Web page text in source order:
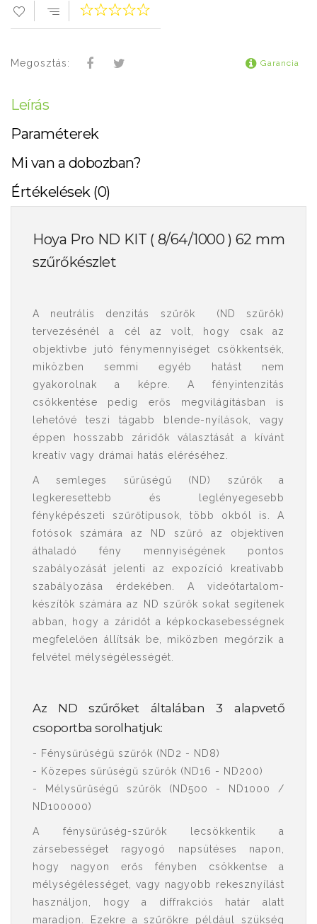
Megosztás: Garancia
Leírás
Paraméterek
Mi van a dobozban?
Értékelések (0)
Hoya Pro ND KIT ( 8/64/1000 ) 62 mm
szűrőkészlet
A neutrális denzitás szűrők (ND szűrők)
tervezésénél a cél az volt, hogy csak az
objektívbe jutó fénymennyiséget csökkentsék,
miközben semmi egyéb hatást nem
gyakorolnak a képre. A fényintenzitás
csökkentése pedig erős megvilágításban is
lehetővé teszi tágabb blende-nyílások, vagy
éppen hosszabb záridők választását a kívánt
kreatív vagy drámai hatás eléréséhez.
A semleges sűrűségű (ND) szűrők a
legkeresettebb és leglényegesebb
fényképészeti szűrőtípusok, több okból is. A
fotósok számára az ND szűrő az objektíven
áthaladó fény mennyiségének pontos
szabályozását jelenti az expozíció kreatívabb
szabályozása érdekében. A videótartalom-
készítők számára az ND szűrők sokat segítenek
abban, hogy a záridőt a képkockasebességnek
megfelelően állítsák be, miközben megőrzik a
felvétel mélységélességét.
Az ND szűrőket általában 3 alapvető
csoportba sorolhatjuk:
- Fénysűrűségű szűrők (ND2 - ND8)
- Közepes sűrűségű szűrők (ND16 - ND200)
- Mélysűrűségű szűrők (ND500 - ND1000 /
ND100000)
A fénysűrűség-szűrők lecsökkentik a
zársebességet ragyogó napsütéses napon,
hogy nagyon erős fényben csökkentse a
mélységélességet, vagy nagyobb rekesznyílást
használjon, hogy a diffrakciós határ alatt
maradjon. Ezekre a szűrőkre például szükség